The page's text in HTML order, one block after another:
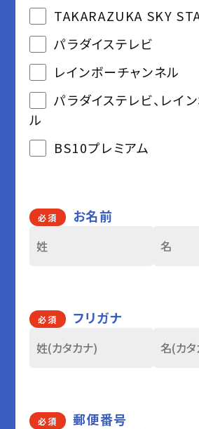
TAKARAZUKA SKY
パラダイステレビ
レインボーチャンネル
パラダイステレビ、レイ
ル
BS10プレミアム
必須 お名前
必須 フリガナ
必須
郵便番号